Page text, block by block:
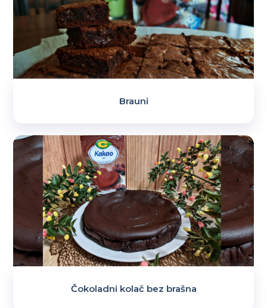
Brauni
Čokoladni kolač bez brašna